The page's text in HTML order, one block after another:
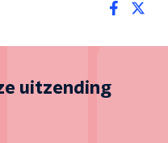
uitzending